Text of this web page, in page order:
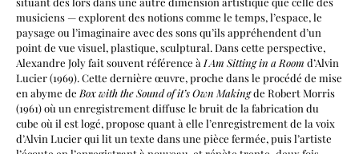
musiciens — explorent des notions comme le temps, l’espace, le
paysage ou l’imaginaire avec des sons qu’ils appréhendent d’un
point de vue visuel, plastique, sculptural. Dans cette perspective,
Alexandre Joly fait souvent référence à I Am Sitting in a Room d’Alvin
Lucier (1969). Cette dernière œuvre, proche dans le procédé de mise
en abyme de Box with the Sound of it’s Own Makingde Robert Morris
(1961) où un enregistrement diffuse le bruit de la fabrication du
cube où il est logé, propose quant à elle l’enregistrement de la voix
d’Alvin Lucier qui lit un texte dans une pièce fermée, puis l’artiste